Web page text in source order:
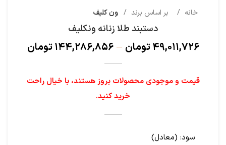
خانه بر اساس برند ون کلیف
دستبند طلا زنانه ونکلیف
۴۹,۰۱۱,۷۲۶ تومان – ۱۴۴,۲۸۶,۸۵۶ تومان
قیمت و موجودی محصولات بروز هستند، با خیال راحت
خرید کنید.
سود: (معادل)